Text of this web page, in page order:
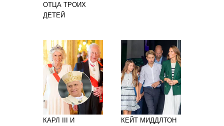
ОТЦА ТРОИХ
ДЕТЕЙ
КАРЛ III И
КЕЙТ МИДДЛТОН